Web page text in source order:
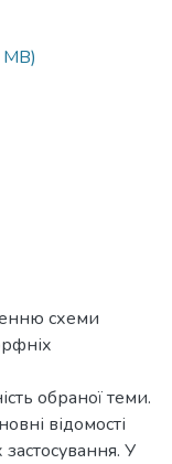
схеми
обраної теми.
відомості
У